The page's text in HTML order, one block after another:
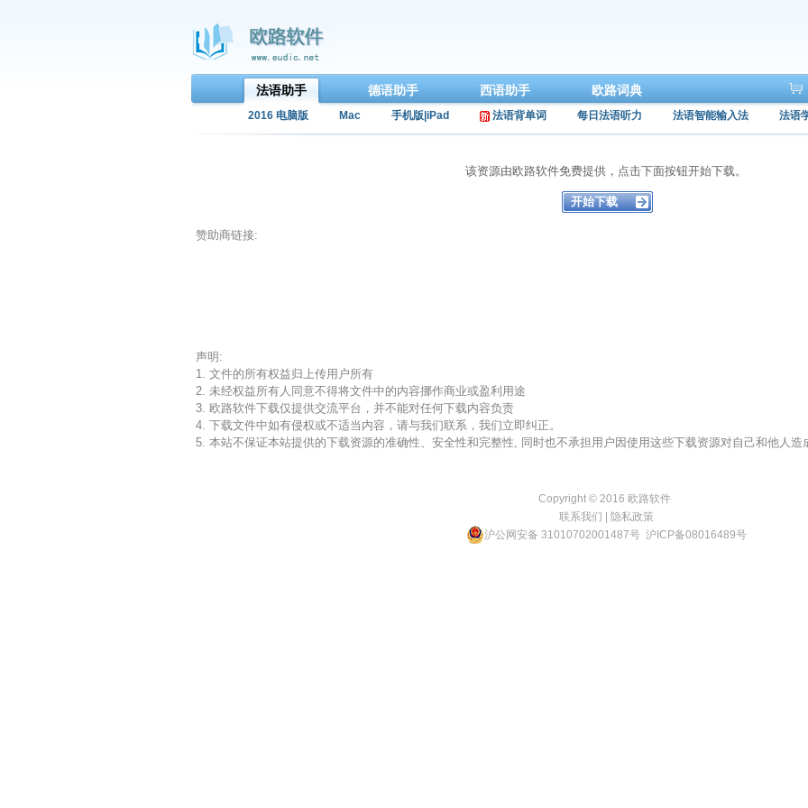
法语助手 德语助手 西语助手 欧路词典
2016 电脑版 Mac 手机版|iPad 法语背单词 每日法语听力 法语智能输入法 法语
该资源由欧路软件免费提供，点击下面按钮开始下载。
赞助商链接:
声明:
1. 文件的所有权益归上传用户所有
2. 未经权益所有人同意不得将文件中的内容挪作商业或盈利用途
3. 欧路软件下载仅提供交流平台，并不能对任何下载内容负责
4. 下载文件中如有侵权或不适当内容，请与我们联系，我们立即纠正。
5. 本站不保证本站提供的下载资源的准确性、安全性和完整性, 同时也不承担用户因使用这些下载资源对自己和他人造
Copyright © 2016 欧路软件
联系我们
隐私政策
沪公网安备 31010702001487号 沪ICP备08016489号